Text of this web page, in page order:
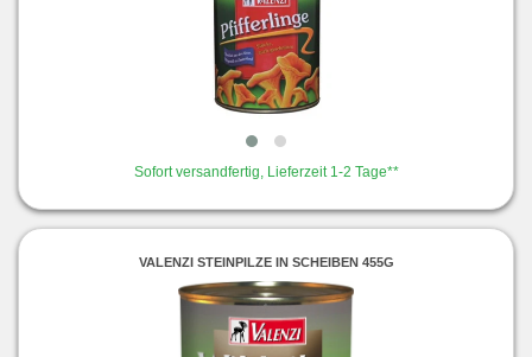
Sofort versandfertig, Lieferzeit 1-2 Tage**
VALENZI STEINPILZE IN SCHEIBEN 455G